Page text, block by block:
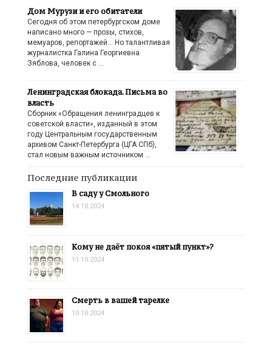
Дом Мурузи и его обитатели
Сегодня об этом петербургском доме
написано много — прозы, стихов,
мемуаров, репортажей… Но талантливая
журналистка Галина Георгиевна
Зяблова, человек с …
Ленинградская блокада. Письма во
власть
Сборник «Обращения ленинградцев к
советской власти», изданный в этом
году Центральным государственным
архивом Санкт-Петербурга (ЦГА СПб),
стал новым важным источником …
Последние публикации
В саду у Смольного
14.10.2024
Кому не даёт покоя «пятый пункт»?
11.10.2024
Смерть в вашей тарелке
10.10.2024